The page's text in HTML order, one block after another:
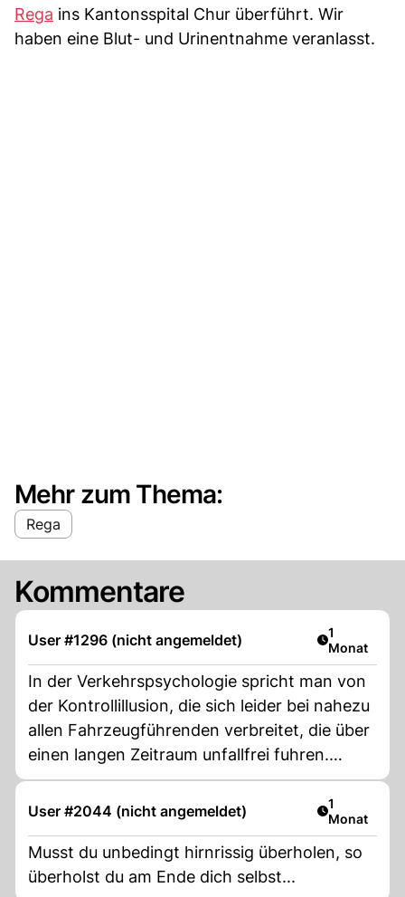
Rega ins Kantonsspital Chur überführt. Wir
haben eine Blut- und Urinentnahme veranlasst.
Mehr zum Thema:
Rega
Kommentare
User #1296 (nicht angemeldet) Artikel
1
Monat
In der Verkehrspsychologie spricht man von
der Kontrollillusion, die sich leider bei nahezu
allen Fahrzeugführenden verbreitet, die über
einen langen Zeitraum unfallfrei fuhren.
Somit hat man die Meinung verinnerlicht,
dass man alles immer und jederzeit unter
Kontrolle hat, und sich keine Sorgen um die
eigene Fahrweise machen muss. Mit dieser
Kontrollillusion erhöht sich aber das
User #2044 (nicht angemeldet) Artikel
1
Monat
Musst du unbedingt hirnrissig überholen, so
überholst du am Ende dich selbst...